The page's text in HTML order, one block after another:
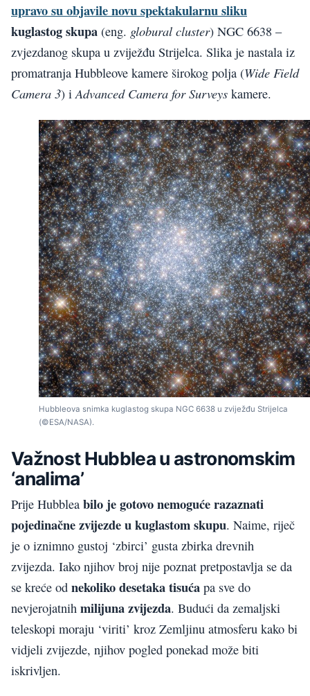
upravo su objavile novu spektakularnu sliku
kuglastog skupa (eng. globural cluster) NGC 6638 –
zvjezdanog skupa u zviježđu Strijelca. Slika je nastala iz
promatranja Hubbleove kamere širokog polja (Wide Field
Camera 3) iAdvanced Camera for Surveys kamere.
Hubbleova snimka kuglastog skupa NGC 6638 u zviježđu Strijelca
(©ESA/NASA).
Važnost Hubblea u astronomskim
‘analima’
Prije Hubblea bilo je gotovo nemoguće razaznati
pojedinačne zvijezde u kuglastom skupu. Naime, riječ
je o iznimno gustoj ‘zbirci’ gusta zbirka drevnih
zvijezda. Iako njihov broj nije poznat pretpostavlja se da
se kreće od nekoliko desetaka tisuća pa sve do
nevjerojatnih milijuna zvijezda. Budući da zemaljski
teleskopi moraju ‘viriti’ kroz Zemljinu atmosferu kako bi
vidjeli zvijezde, njihov pogled ponekad može biti
iskrivljen.